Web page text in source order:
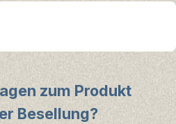
zum Produkt
Besellung?